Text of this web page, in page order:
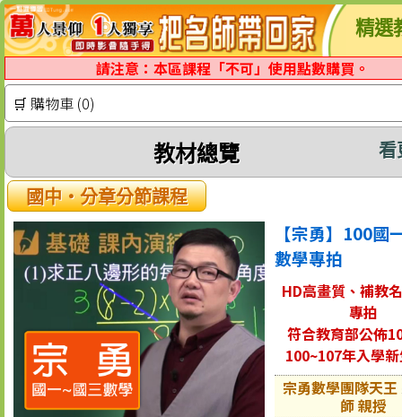
精選
請注意：本區課程「不可」使用點數購買。
🛒 購物車 (0)
教材總覽
國中‧分章分節課程
【宗勇】100國
數學專拍
HD高畫質、補教
專拍
符合教育部公佈
100~107年入學
宗勇數學團隊天王
師 親授